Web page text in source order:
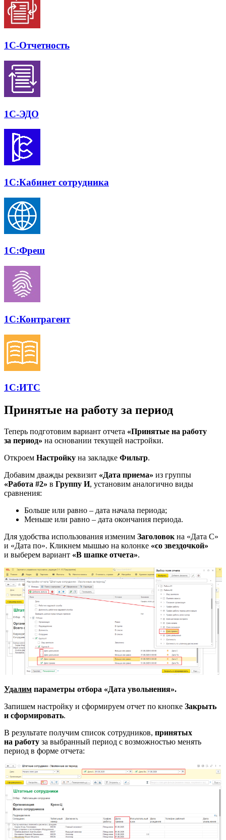
1С-Отчет­ность
1С-ЭДО
1С:Кабинет сотрудника
1С:Фреш
1С:Контр­агент
1С:ИТС
Принятые на работу за период
Теперь подготовим вариант отчета «Принятые на работу
за период» на основании текущей настройки.
Откроем Настройку на закладке Фильтр.
Добавим дважды реквизит «Дата приема» из группы
«Работа #2» в Группу И, установим аналогично виды
сравнения:
Больше или равно – дата начала периода;
Меньше или равно – дата окончания периода.
Для удобства использования изменим Заголовок на «Дата С»
и «Дата по». Кликнем мышью на колонке «со звездочкой»
и выберем вариант «В шапке отчета».
Удалим параметры отбора «Дата увольнения».
Запишем настройку и сформируем отчет по кнопке Закрыть
и сформировать.
В результате получим список сотрудников, принятых
на работу за выбранный период с возможностью менять
период в форме отчета: